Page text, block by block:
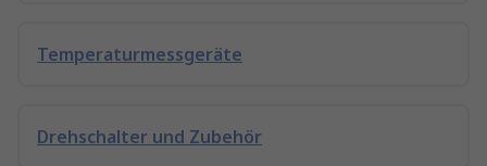
Temperaturmessgeräte
Drehschalter und Zubehör